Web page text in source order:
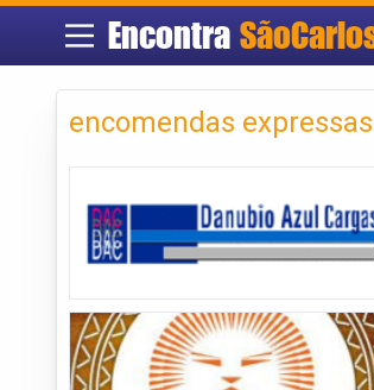
Encontra
encomendas